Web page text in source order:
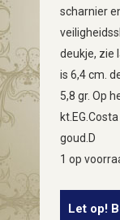
scharnier
deukje, zie
is 6,4 cm.
5,8 gr. Op
goud.D
1 op
Let op!